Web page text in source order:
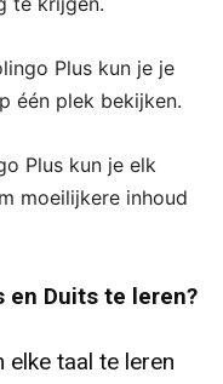
Plus kun je je
één plek bekijken.
Plus kun je elk
moeilijkere inhoud
en Duits te leren?
elke taal te leren